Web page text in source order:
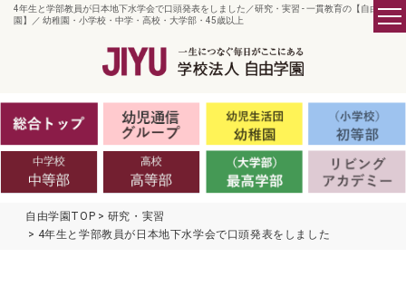
4年生と学部教員が日本地下水学会で口頭発表をしました／研究・実習 - 一貫教育の【自由学
園】／ 幼稚園・小学校・中学・高校・大学部・45歳以上
自由学園TOP
研究・実習
4年生と学部教員が日本地下水学会で口頭発表をしました